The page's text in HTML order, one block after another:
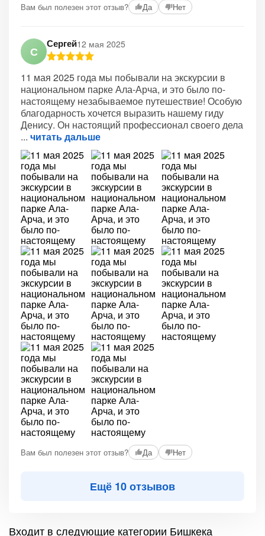
Вам был полезен этот отзыв? Да Нет
С
Сергей12 мая 2025
11 мая 2025 года мы побывали на экскурсии в
национальном парке Ала-Арча, и это было по-
настоящему незабываемое путешествие! Особую
благодарность хочется выразить нашему гиду
Денису. Он настоящий профессионал своего дела
читать дальше
Вам был полезен этот отзыв? Да Нет
Ещё 10 отзывов
Входит в следующие категории Бишкека